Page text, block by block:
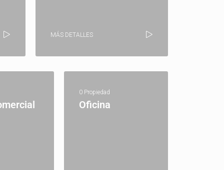
MÁS DETALLES
0 Propiedad
Oficina